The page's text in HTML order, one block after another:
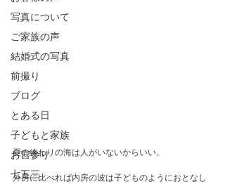
写真について
ご家族の声
結婚式の写真
前撮り
ブログ
とある日
子どもと家族
お宮参り
七五三
夏の終わりの海は人がいないからいい。
外房に比べれば内房の波は子どものようにおとなし